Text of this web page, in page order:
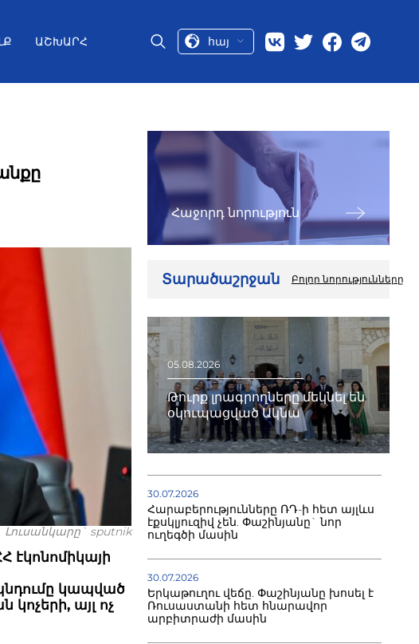
ԱՇԽԱՐՀ հայ
Լուսանկարը` sputnik
էկոնոմիկայի
կապված
այլ ոչ
Հաջորդ նորություն
Տարածաշրջան Բոլոր նորությունները
05.08.2026
Թուրք լրագրողները մեկնել են
օկուպացված Ակնա
30.07.2026
Հարաբերությունները ՌԴ-ի հետ այլևս
էքսկլյուզիվ չեն. Փաշինյանը` նոր
ուղեգծի մասին
30.07.2026
Երկաթուղու վեճը. Փաշինյանը խոսել է
Ռուսաստանի հետ հնարավոր
արբիտրաժի մասին